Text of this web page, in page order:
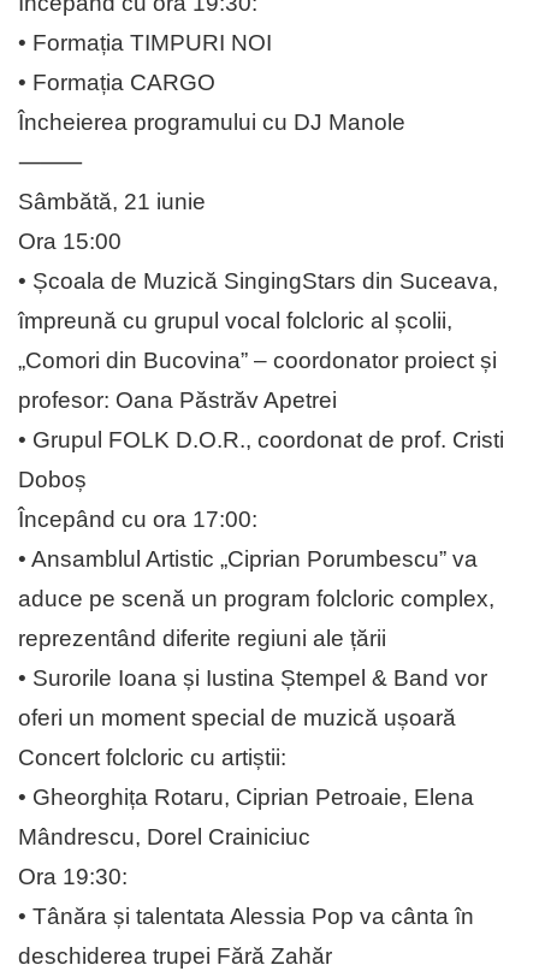
• Formația TIMPURI NOI
• Formația CARGO
Încheierea programului cu DJ Manole
⸻
Sâmbătă, 21 iunie
Ora 15:00
• Școala de Muzică SingingStars din Suceava,
împreună cu grupul vocal folcloric al școlii,
„Comori din Bucovina” – coordonator proiect și
profesor: Oana Păstrăv Apetrei
• Grupul FOLK D.O.R., coordonat de prof. Cristi
Doboș
Începând cu ora 17:00:
• Ansamblul Artistic „Ciprian Porumbescu” va
aduce pe scenă un program folcloric complex,
reprezentând diferite regiuni ale țării
• Surorile Ioana și Iustina Ștempel & Band vor
oferi un moment special de muzică ușoară
Concert folcloric cu artiștii:
• Gheorghița Rotaru, Ciprian Petroaie, Elena
Mândrescu, Dorel Crainiciuc
Ora 19:30:
• Tânăra și talentata Alessia Pop va cânta în
deschiderea trupei Fără Zahăr